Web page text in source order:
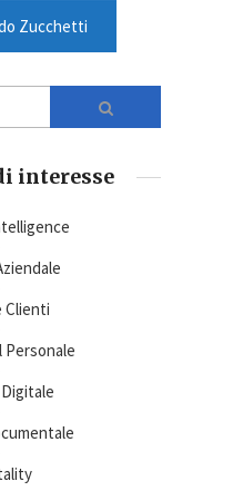
Zucchetti
interesse
Clienti
Personale